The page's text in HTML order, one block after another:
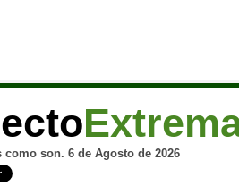
como son. 6 de Agosto de 2026